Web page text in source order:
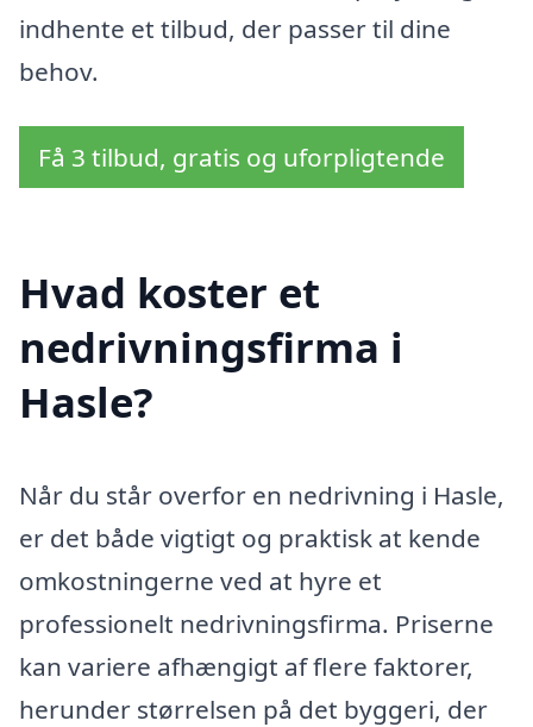
indhente et tilbud, der passer til dine
behov.
Få 3 tilbud, gratis og uforpligtende
Hvad koster et
nedrivningsfirma i
Hasle?
Når du står overfor en nedrivning i Hasle,
er det både vigtigt og praktisk at kende
omkostningerne ved at hyre et
professionelt nedrivningsfirma. Priserne
kan variere afhængigt af flere faktorer,
herunder størrelsen på det byggeri, der